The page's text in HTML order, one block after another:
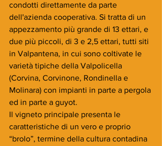
condotti direttamente da parte
dell'azienda cooperativa. Si tratta di un
appezzamento più grande di 13 ettari, e
due più piccoli, di 3 e 2,5 ettari, tutti siti
in Valpantena, in cui sono coltivate le
varietà tipiche della Valpolicella
(Corvina, Corvinone, Rondinella e
Molinara) con impianti in parte a pergola
ed in parte a guyot.
Il vigneto principale presenta le
caratteristiche di un vero e proprio
“brolo”, termine della cultura contadina